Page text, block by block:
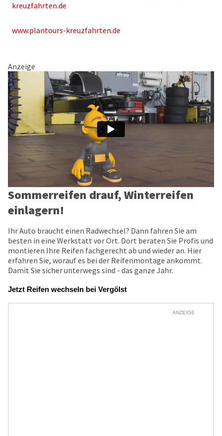
kreuzfahrten.de
www.plantours-kreuzfahrten.de
Anzeige
Sommerreifen drauf, Winterreifen
einlagern!
Ihr Auto braucht einen Radwechsel? Dann fahren Sie am
besten in eine Werkstatt vor Ort. Dort beraten Sie Profis und
montieren Ihre Reifen fachgerecht ab und wieder an. Hier
erfahren Sie, worauf es bei der Reifenmontage ankommt.
Damit Sie sicher unterwegs sind - das ganze Jahr.
Jetzt Reifen wechseln bei Vergölst
ANZEIGE